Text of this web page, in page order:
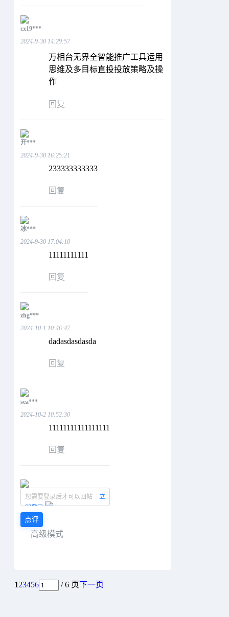
cx19***
2024-9-30 14:29:57
万相台无界全智能推广工具运用
思维及多目标直投投放策略及操
作
回复
开***
2024-9-30 16:25:21
233333333333
回复
冰***
2024-9-30 17:04:10
11111111111
回复
zhg***
2024-10-1 10:46:47
dadasdasdasda
回复
sea***
2024-10-2 10:52:30
11111111111111111
回复
您需要登录后才可以回帖
立
即登录
点评
高级模式
123456 / 6 页下一页